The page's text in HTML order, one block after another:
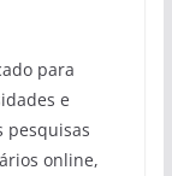
para
e
pesquisas
online,